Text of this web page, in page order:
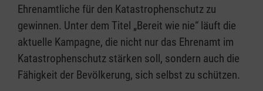
Ehrenamtliche für den Katastrophenschutz zu
gewinnen. Unter dem Titel „Bereit wie nie“ läuft die
aktuelle Kampagne, die nicht nur das Ehrenamt im
Katastrophenschutz stärken soll, sondern auch die
Fähigkeit der Bevölkerung, sich selbst zu schützen.